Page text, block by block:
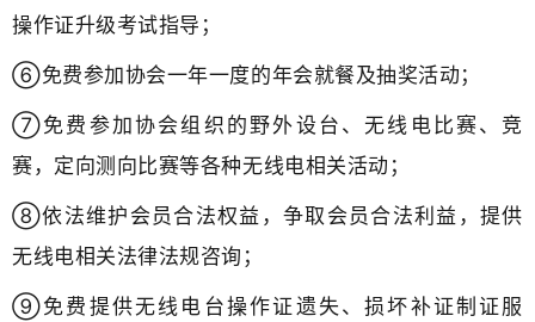
操作证升级考试指导；
⑥免费参加协会一年一度的年会就餐及抽奖活动；
⑦免费参加协会组织的野外设台、无线电比赛、竞
赛，定向测向比赛等各种无线电相关活动；
⑧依法维护会员合法权益，争取会员合法利益，提供
无线电相关法律法规咨询；
⑨免费提供无线电台操作证遗失、损坏补证制证服